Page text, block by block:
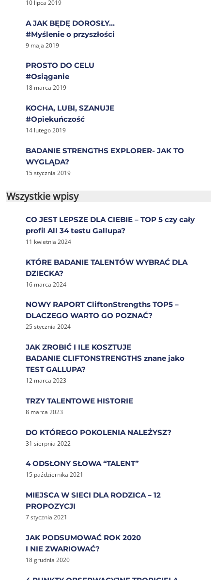
10 lipca 2019
A JAK BĘDĘ DOROSŁY…
#Myślenie o przyszłości
9 maja 2019
PROSTO DO CELU
#Osiąganie
18 marca 2019
KOCHA, LUBI, SZANUJE
#Opiekuńczość
14 lutego 2019
BADANIE STRENGTHS EXPLORER- JAK TO
WYGLĄDA?
15 stycznia 2019
Wszystkie wpisy
CO JEST LEPSZE DLA CIEBIE – TOP 5 czy cały
profil All 34 testu Gallupa?
11 kwietnia 2024
KTÓRE BADANIE TALENTÓW WYBRAĆ DLA
DZIECKA?
16 marca 2024
NOWY RAPORT CliftonStrengths TOP5 –
DLACZEGO WARTO GO POZNAĆ?
25 stycznia 2024
JAK ZROBIĆ I ILE KOSZTUJE
BADANIE CLIFTONSTRENGTHS znane jako
TEST GALLUPA?
12 marca 2023
TRZY TALENTOWE HISTORIE
8 marca 2023
DO KTÓREGO POKOLENIA NALEŻYSZ?
31 sierpnia 2022
4 ODSŁONY SŁOWA “TALENT”
15 października 2021
MIEJSCA W SIECI DLA RODZICA – 12
PROPOZYCJI
7 stycznia 2021
JAK PODSUMOWAĆ ROK 2020
I NIE ZWARIOWAĆ?
18 grudnia 2020